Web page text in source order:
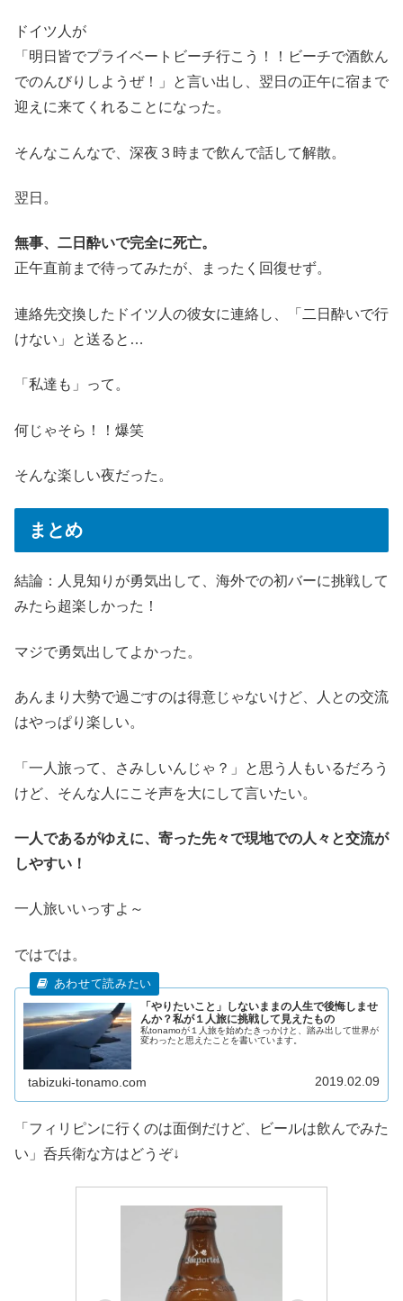
ドイツ人が
「明日皆でプライベートビーチ行こう！！ビーチで酒飲ん
でのんびりしようぜ！」と言い出し、翌日の正午に宿まで
迎えに来てくれることになった。
そんなこんなで、深夜３時まで飲んで話して解散。
翌日。
無事、二日酔いで完全に死亡。
正午直前まで待ってみたが、まったく回復せず。
連絡先交換したドイツ人の彼女に連絡し、「二日酔いで行
けない」と送ると…
「私達も」って。
何じゃそら！！爆笑
そんな楽しい夜だった。
まとめ
結論：人見知りが勇気出して、海外での初バーに挑戦して
みたら超楽しかった！
マジで勇気出してよかった。
あんまり大勢で過ごすのは得意じゃないけど、人との交流
はやっぱり楽しい。
「一人旅って、さみしいんじゃ？」と思う人もいるだろう
けど、そんな人にこそ声を大にして言いたい。
一人であるがゆえに、寄った先々で現地での人々と交流が
しやすい！
一人旅いいっすよ～
ではでは。
「やりたいこと」しないままの人生で後悔しませ
んか？私が１人旅に挑戦して見えたもの
私tonamoが１人旅を始めたきっかけと、踏み出して世界が
変わったと思えたことを書いています。
tabizuki-tonamo.com 2019.02.09
「フィリピンに行くのは面倒だけど、ビールは飲んでみた
い」呑兵衛な方はどうぞ↓